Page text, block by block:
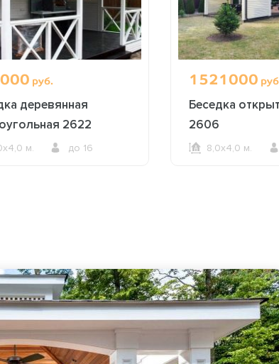
руб.
деревянная
2622
м. до 16
1521000
Беседка
2606
8,0х4,0 м.